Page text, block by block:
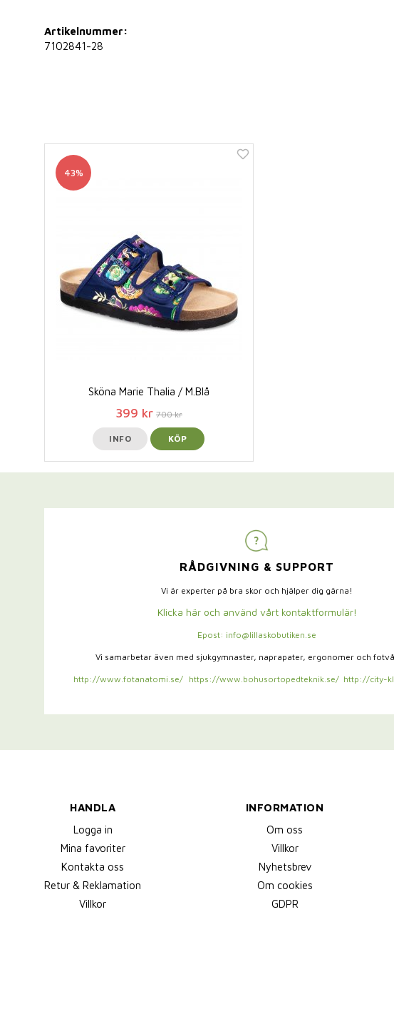
Artikelnummer:
7102841-28
43%
Sköna Marie Thalia / M.Blå
399 kr 700 kr
INFO KÖP
RÅDGIVNING & SUPPORT
Vi är experter på bra skor och hjälper dig gärna!
Klicka här och använd vårt kontaktformulär!
Epost: info@lillaskobutiken.se
Vi samarbetar även med sjukgymnaster, naprapater, ergonomer och
http://www.fotanatomi.se/ https://www.bohusortopedteknik.se/ http://city-
HANDLA
Logga in
Mina favoriter
Kontakta oss
Retur & Reklamation
Villkor
INFORMATION
Om oss
Villkor
Nyhetsbrev
Om cookies
GDPR